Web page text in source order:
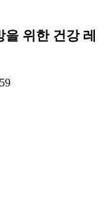
위한 건강 레